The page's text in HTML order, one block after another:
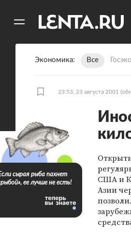
Экономика Все
23:53, 23 августа 2001
США и
Азии
сырая рыба пахнет
ее лучше не есть!